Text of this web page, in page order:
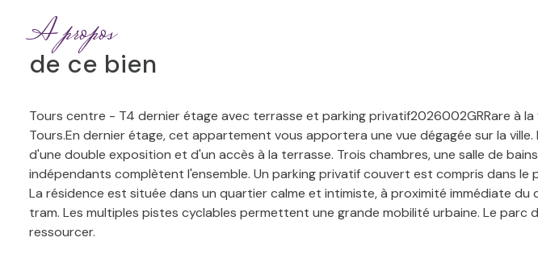
A propos
de ce bien
Tours centre - T4 dernier étage avec terrasse et parking privatif2026002GRRare à
Tours.En dernier étage, cet appartement vous apportera une vue dégagée sur la
d'une double exposition et d'un accès à la terrasse. Trois chambres, une salle de
indépendants complètent l'ensemble. Un parking privatif couvert est compris dans le
La résidence est située dans un quartier calme et intimiste, à proximité immédiate
tram. Les multiples pistes cyclables permettent une grande mobilité urbaine. Le parc
ressourcer.